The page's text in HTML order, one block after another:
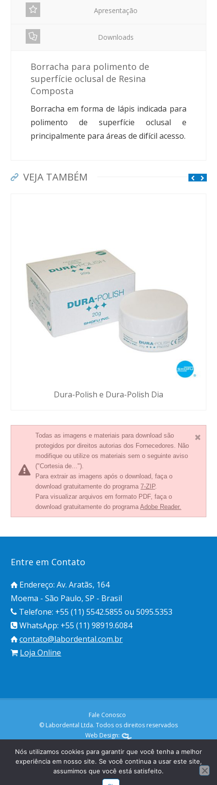
Apresentação
Downloads
Borracha para polimento de
superfície oclusal de Resina
Composta
Borracha em forma de lápis indicada para
polimento de superfície oclusal e
principalmente para áreas de difícil acesso.
VEJA TAMBÉM
Dura-Polish e Dura-Polish Dia
Todas as imagens e materiais para download são
protegidos por direitos autorias dos Fornecedores. Não
modifique ou utilize os materiais sem o seguinte aviso
("Cortesia de...").
Para extrair as imagens após o download, faça o
download gratuitamente do programa7-ZIP.
Para visualizar arquivos em formato PDF, faça o
download gratuitamente do programaAdobe Reader.
Entre em Contato
Endereço: Av. Aratãs, 164
Moema - São Paulo, SP - Brasil
Telefone: +55 (11) 5542.5855 ou 5095.5353
WhatsApp: +55 (11) 98919.6084
contato@labordental.com.br
Loja Online
Fale Conosco
© Labordental Ltda. Todos os direitos reservados
Web Design:
Nós utilizamos cookies para garantir que você tenha a melhor
experiência em nosso site. Se você continua a usar este site,
assumimos que você está satisfeito.